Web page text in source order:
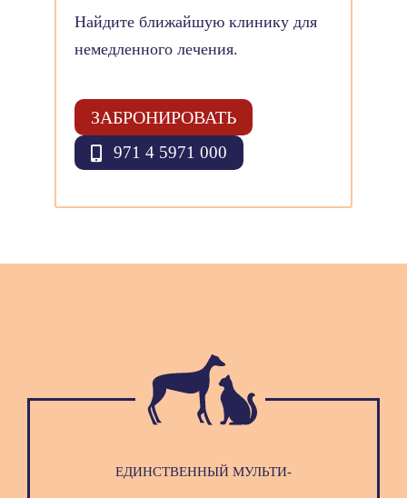
Найдите ближайшую клинику для
немедленного лечения.
ЗАБРОНИРОВАТЬ
971 4 5971 000
ЕДИНСТВЕННЫЙ МУЛЬТИ-